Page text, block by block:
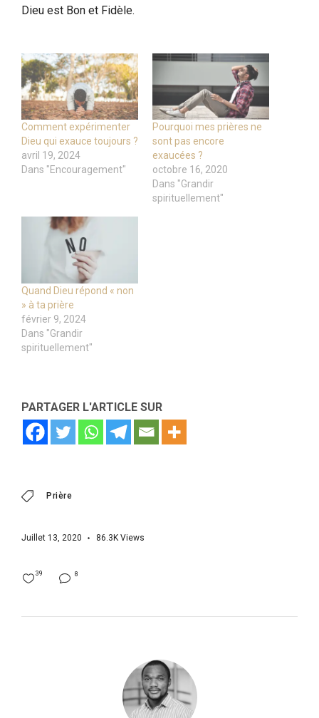
Dieu est Bon et Fidèle.
Comment expérimenter
Dieu qui exauce toujours ?
avril 19, 2024
Dans "Encouragement"
Pourquoi mes prières ne
sont pas encore
exaucées ?
octobre 16, 2020
Dans "Grandir
spirituellement"
Quand Dieu répond « non
» à ta prière
février 9, 2024
Dans "Grandir
spirituellement"
PARTAGER L'ARTICLE SUR
Prière
Juillet 13, 2020 86.3K Views
8
39